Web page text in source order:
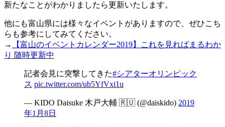
新たなことがわかりましたら更新いたします。
他にも富山県には様々なイベントがありますので、ぜひこち
らも参考にしてみてください。
→
【富山のイベントカレンダー2019】これを見ればまるわか
り 随時更新中
記者会見に突撃してきた#シアターオリンピック
ス pic.twitter.com/ub5YfVxi1u
— KIDO Daisuke 木戸大輔 🇷🇺 (@daiskido) 2019
年1月8日